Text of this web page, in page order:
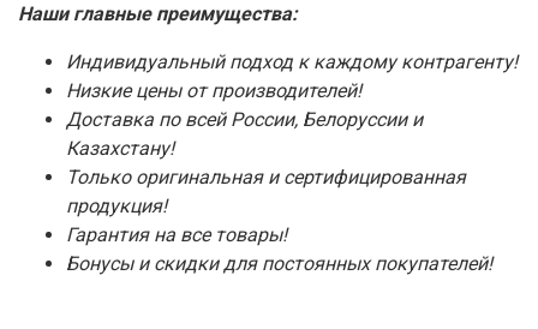
Наши главные преимущества:
Индивидуальный подход к каждому контрагенту!
Низкие цены от производителей!
Доставка по всей России, Белоруссии и
Казахстану!
Только оригинальная и сертифицированная
продукция!
Гарантия на все товары!
Бонусы и скидки для постоянных покупателей!